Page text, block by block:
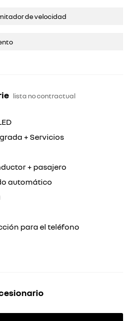
de velocidad
lista no contractual
+ Servicios
+ pasajero
automático
para el teléfono